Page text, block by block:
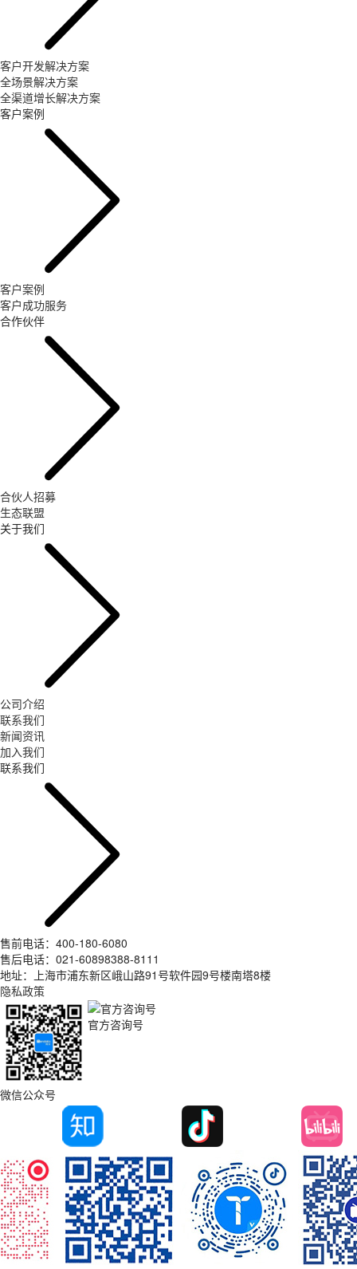
客户开发解决方案
全场景解决方案
全渠道增长解决方案
客户案例
客户案例
客户成功服务
合作伙伴
合伙人招募
生态联盟
关于我们
公司介绍
联系我们
新闻资讯
加入我们
联系我们
售前电话：400-180-6080
售后电话：021-60898388-8111
地址：上海市浦东新区峨山路91号软件园9号楼南塔8楼
隐私政策
微信公众号
官方咨询号